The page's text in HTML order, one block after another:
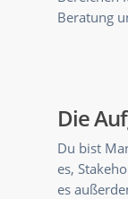
Beratung
Die
Du bist
es,
es